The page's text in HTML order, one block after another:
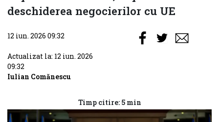
deschiderea negocierilor cu UE
12 iun. 2026 09:32
Actualizat la: 12 iun. 2026
09:32
Iulian Comănescu
Timp citire: 5 min